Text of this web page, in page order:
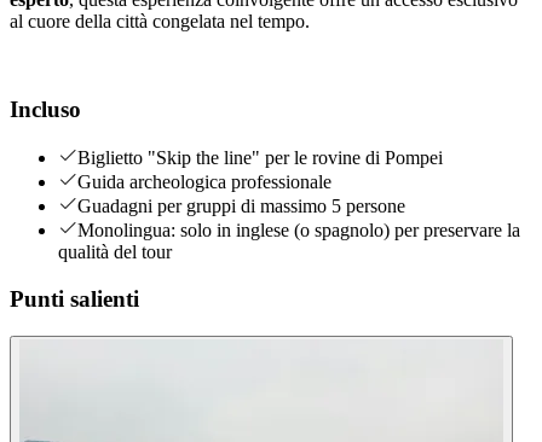
al cuore della città congelata nel tempo.
Incluso
Biglietto "Skip the line" per le rovine di Pompei
Guida archeologica professionale
Guadagni per gruppi di massimo 5 persone
Monolingua: solo in inglese (o spagnolo) per preservare la
qualità del tour
Punti salienti